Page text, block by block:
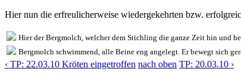
Hier nun die erfreulicherweise wiedergekehrten bzw.
Hier der Bergmolch, welcher dem Stichling die ganze Zeit hin und
Bergmolch schwimmend, alle Beine eng angelegt. Er bewegt sich
‹ TP: 22.03.10 Kröten eingetroffen nach oben TP: 20.03.10 ›